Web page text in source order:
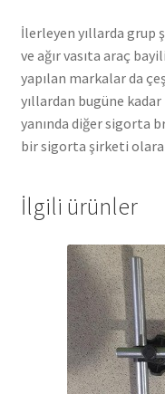
İlerleyen yıllarda
ve ağır vasıta araç
yapılan markalar da
yıllardan bugüne kadar
yanında diğer sigorta
bir sigorta şirketi
İlgili ürünler